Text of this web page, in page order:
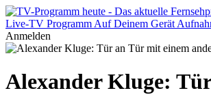
Live-TV Programm Auf Deinem Gerät
Anmelden
Alexander Kluge: